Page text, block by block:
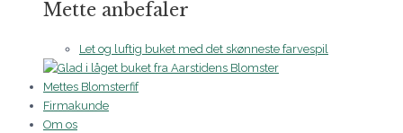
Mette anbefaler
Let og luftig buket med det skønneste farvespil
Mettes Blomsterfif
Firmakunde
Om os